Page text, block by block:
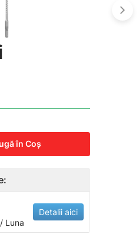
în Coş
Luna
Detalii aici